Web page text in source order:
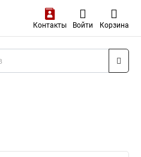
Контакты Войти Корзина